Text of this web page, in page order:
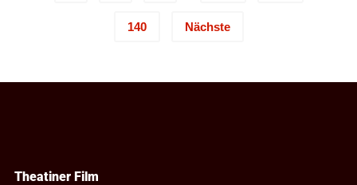
140 Nächste
Theatiner Film